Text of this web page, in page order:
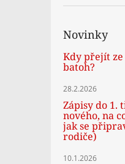
Novinky
Kdy přejít
batoh?
28.2.2026
Zápisy do 1.
nového, na
jak se
rodiče)
10.1.2026